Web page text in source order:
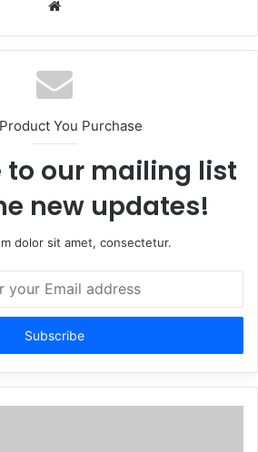
Website
You Purchase
to our mailing list
new updates!
dolor sit amet, consectetur.